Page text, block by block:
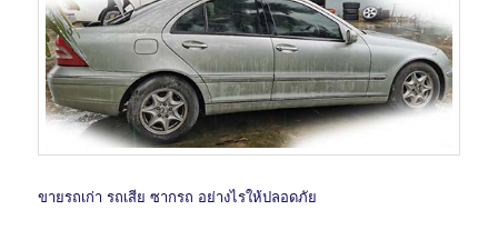
ขายรถเก่า รถเสีย ซากรถ อย่างไรให้ปลอดภัย